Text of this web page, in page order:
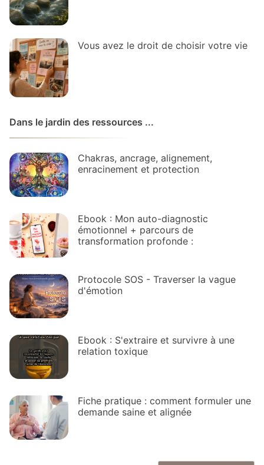
Vous avez le droit de choisir votre vie
Dans le jardin des ressources ...
Chakras, ancrage, alignement,
enracinement et protection
Ebook : Mon auto-diagnostic
émotionnel + parcours de
transformation profonde :
Protocole SOS - Traverser la vague
d'émotion
Ebook : S'extraire et survivre à une
relation toxique
Fiche pratique : comment formuler une
demande saine et alignée